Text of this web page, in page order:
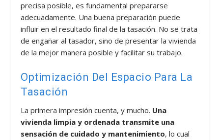
precisa posible, es fundamental prepararse
adecuadamente. Una buena preparación puede
influir en el resultado final de la tasación. No se trata
de engañar al tasador, sino de presentar la vivienda
de la mejor manera posible y facilitar su trabajo.
Optimización Del Espacio Para La
Tasación
La primera impresión cuenta, y mucho. Una
vivienda limpia y ordenada transmite una
sensación de cuidado y mantenimiento, lo cual